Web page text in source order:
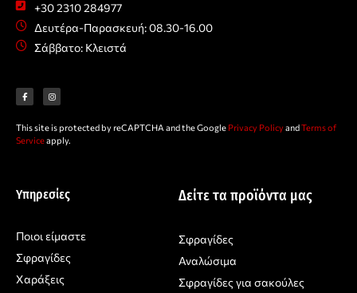
+30 2310 284977
Δευτέρα-Παρασκευή: 08.30-16.00
Σάββατο: Κλειστά
c
e
b
o
k
-
s
t
a
r
a
m
This site is protected by reCAPTCHA and the Google Privacy PolicyandTerms of
Serviceapply.
Υπηρεσίες
Ποιοι είμαστε
Σφραγίδες
Χαράξεις
Δείτε τα προϊόντα μας
Σφραγίδες
Αναλώσιμα
Σφραγίδες για σακούλες